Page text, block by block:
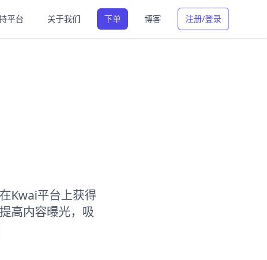
平台 关于我们 下单 博客 注册/登录
Kwai平台上获得
高内容曝光，吸